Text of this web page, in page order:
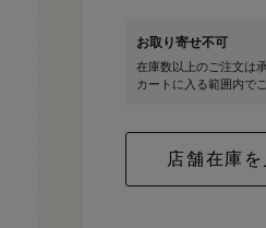
お取り寄せ不可
在庫数以上のご注文は
カートに入る範囲内で